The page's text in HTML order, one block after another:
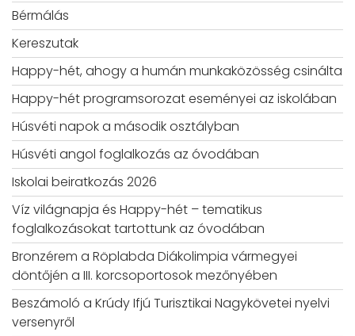
Bérmálás
Kereszutak
Happy-hét, ahogy a humán munkaközösség csinálta
Happy-hét programsorozat eseményei az iskolában
Húsvéti napok a második osztályban
Húsvéti angol foglalkozás az óvodában
Iskolai beiratkozás 2026
Víz világnapja és Happy-hét – tematikus
foglalkozásokat tartottunk az óvodában
Bronzérem a Röplabda Diákolimpia vármegyei
döntőjén a III. korcsoportosok mezőnyében
Beszámoló a Krúdy Ifjú Turisztikai Nagykövetei nyelvi
versenyről